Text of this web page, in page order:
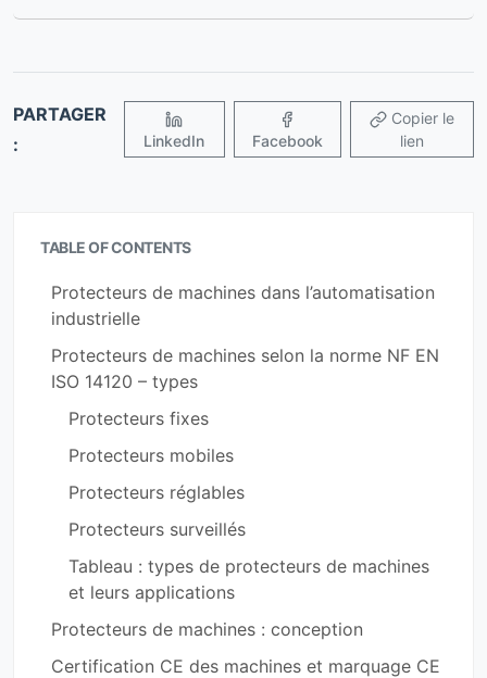
PARTAGER
:
LinkedIn Facebook
Copier le
lien
TABLE OF CONTENTS
Protecteurs de machines dans l’automatisation
industrielle
Protecteurs de machines selon la norme NF EN
ISO 14120 – types
Protecteurs fixes
Protecteurs mobiles
Protecteurs réglables
Protecteurs surveillés
Tableau : types de protecteurs de machines
et leurs applications
Protecteurs de machines : conception
Certification CE des machines et marquage CE